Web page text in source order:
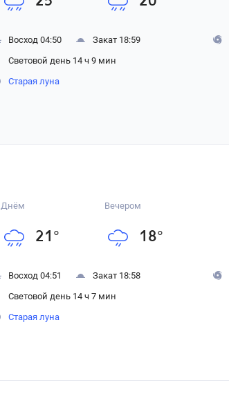
Восход 04:50
Закат 18:59
Световой день 14 ч 9 мин
Старая луна
Днём
21 °
Вечером
18°
Восход 04:51
Закат 18:58
Световой день 14 ч 7 мин
Старая луна